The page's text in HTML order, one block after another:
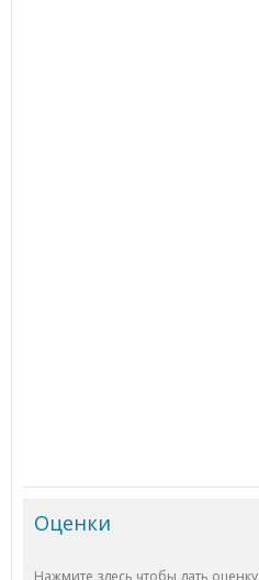
Оценки
Нажмите здесь чтобы дать оценку